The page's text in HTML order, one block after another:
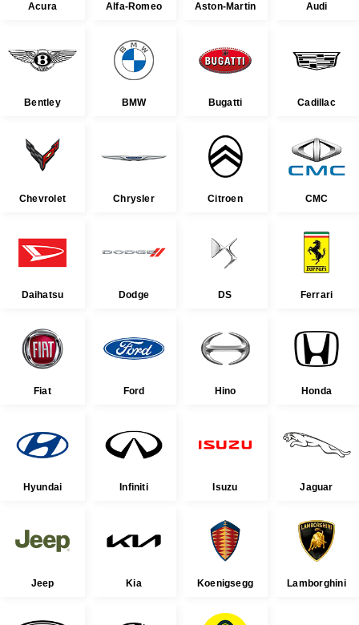
Acura Alfa-Romeo Aston-Martin Audi
Bentley BMW Bugatti Cadillac
Chevrolet Chrysler Citroen CMC
Daihatsu Dodge DS Ferrari
Fiat Ford Hino Honda
Hyundai Infiniti Isuzu Jaguar
Jeep Kia Koenigsegg Lamborghini